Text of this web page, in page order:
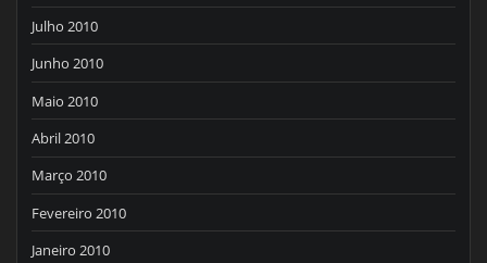
Julho 2010
Junho 2010
Maio 2010
Abril 2010
Março 2010
Fevereiro 2010
Janeiro 2010